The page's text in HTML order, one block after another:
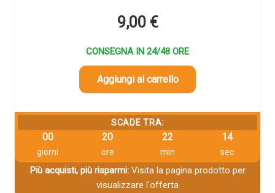
9,00 €
CONSEGNA IN 24/48 ORE
Aggiungi al carrello
SCADE TRA:
00
giorni
20
ore
22
min
14
sec
Più acquisti, più risparmi:Visita la pagina prodotto per
visualizzare l'offerta